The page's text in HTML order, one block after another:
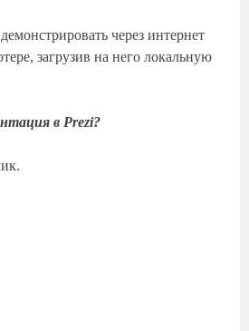
через интернет
загрузив на него локальную
в Prezi?